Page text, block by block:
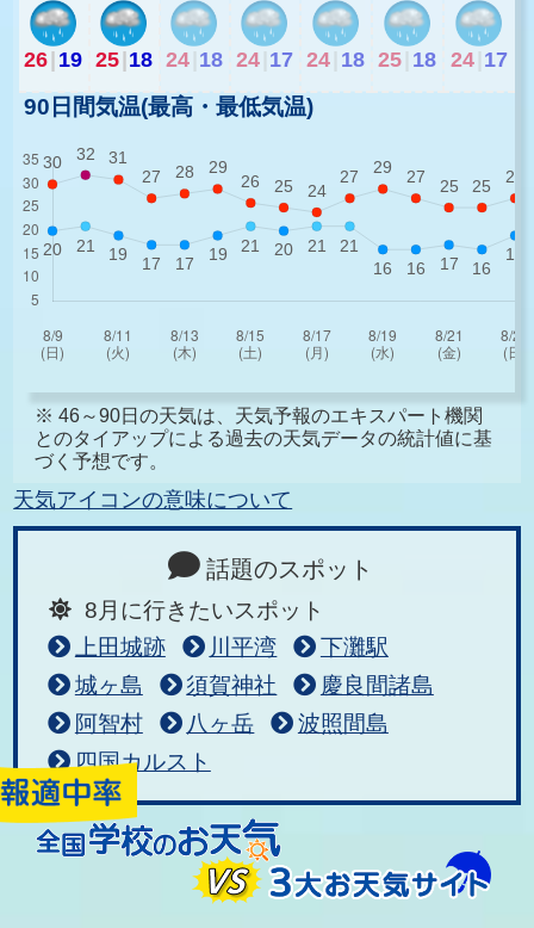
26| 19 25|18 24 18 24 17 24 18 25 18 24 17
90日間気温(最高・最低気温)
※ 46～90日の天気は、天気予報のエキスパート機関
とのタイアップによる過去の天気データの統計値に基
づく予想です。
天気アイコンの意味について
話題のスポット
8月に行きたいスポット
上田城跡
川平湾
下灘駅
城ヶ島
須賀神社
慶良間諸島
阿智村
八ヶ岳
波照間島
四国カルスト